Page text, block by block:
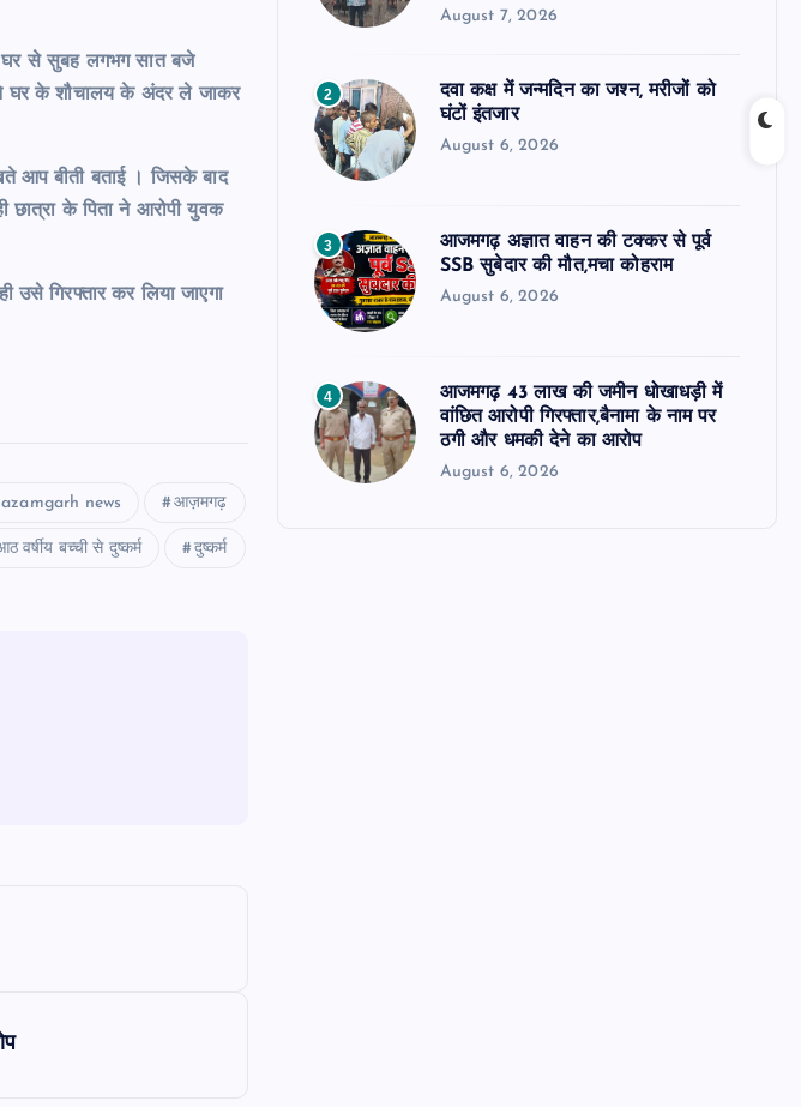
घर से सुबह लगभग सात बजे
घर के शौचालय के अंदर ले जाकर
आप बीती बताई । जिसके बाद
छात्रा के पिता ने आरोपी युवक
उसे गिरफ्तार कर लिया जाएगा
azamgarh news आज़मगढ़
वर्षीय बच्ची से दुष्कर्म दुष्कर्म
August 7, 2026
2
दवा कक्ष में जन्मदिन का जश्न, मरीजों को
घंटों इंतजार
August 6, 2026
3
आजमगढ़ अज्ञात वाहन की टक्कर से पूर्व
SSB सुबेदार की मौत,मचा कोहराम
August 6, 2026
4
आजमगढ़ 43 लाख की जमीन धोखाधड़ी में
वांछित आरोपी गिरफ्तार,बैनामा के नाम पर
ठगी और धमकी देने का आरोप
August 6, 2026